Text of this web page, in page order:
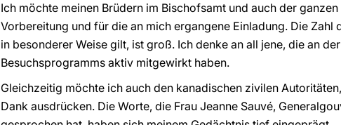
Ich möchte meinen Brüdern im Bischofsamt und auch der
Vorbereitung und für die an mich ergangene Einladung. Die
in besonderer Weise gilt, ist groß. Ich denke an all jene, die an
Besuchsprogramms aktiv mitgewirkt haben.
Gleichzeitig möchte ich auch den kanadischen zivilen
Dank ausdrücken. Die Worte, die Frau Jeanne Sauvé,